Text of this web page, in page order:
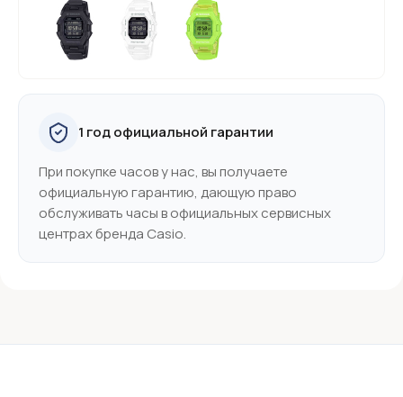
1 год официальной гарантии
При покупке часов у нас, вы получаете
официальную гарантию, дающую право
обслуживать часы в официальных сервисных
центрах бренда Casio.